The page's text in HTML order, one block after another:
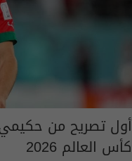
كأس العالم 2026